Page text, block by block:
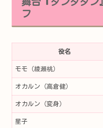
フ
役名
モモ（綾瀬桃）
オカルン（高倉健）
オカルン（変身）
星子